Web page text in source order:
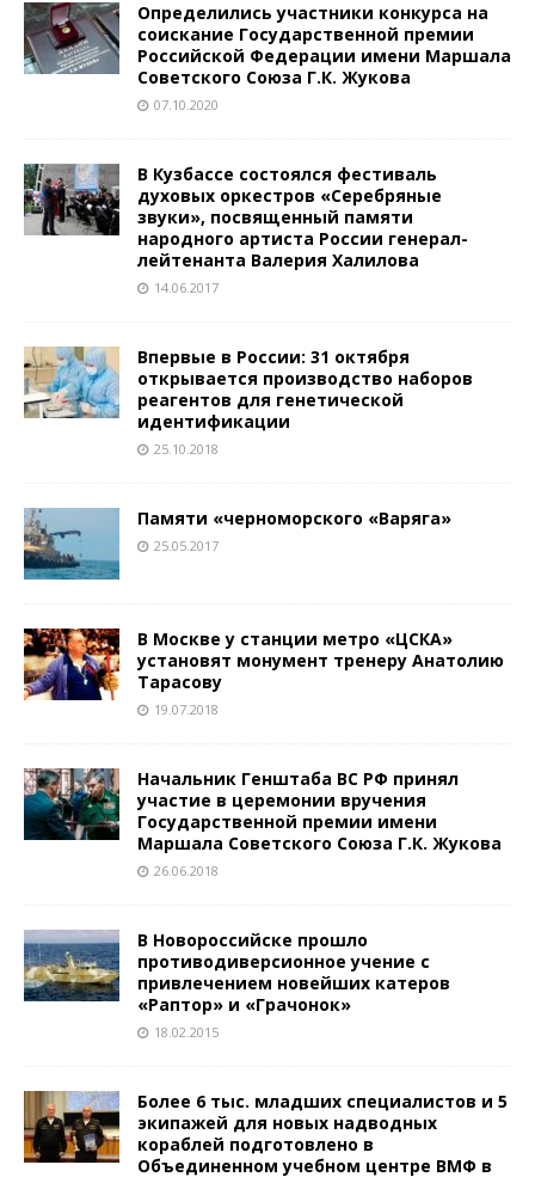
Определились участники конкурса на
соискание Государственной премии
Российской Федерации имени Маршала
Советского Союза Г.К. Жукова
07.10.2020
В Кузбассе состоялся фестиваль
духовых оркестров «Серебряные
звуки», посвященный памяти
народного артиста России генерал-
лейтенанта Валерия Халилова
14.06.2017
Впервые в России: 31 октября
открывается производство наборов
реагентов для генетической
идентификации
25.10.2018
Памяти «черноморского «Варяга»
25.05.2017
В Москве у станции метро «ЦСКА»
установят монумент тренеру Анатолию
Тарасову
19.07.2018
Начальник Генштаба ВС РФ принял
участие в церемонии вручения
Государственной премии имени
Маршала Советского Союза Г.К. Жукова
26.06.2018
В Новороссийске прошло
противодиверсионное учение с
привлечением новейших катеров
«Раптор» и «Грачонок»
18.02.2015
Более 6 тыс. младших специалистов и 5
экипажей для новых надводных
кораблей подготовлено в
Объединенном учебном центре ВМФ в